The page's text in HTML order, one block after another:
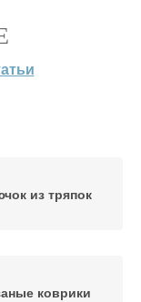
из тряпок
коврики